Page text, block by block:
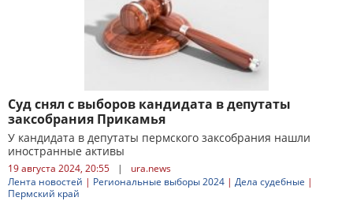
Суд снял с выборов кандидата в депутаты
заксобрания Прикамья
У кандидата в депутаты пермского заксобрания нашли
иностранные активы
19 августа 2024, 20:55 |
ura.news
Лента новостей | Региональные выборы 2024 | Дела судебные |
Пермский край